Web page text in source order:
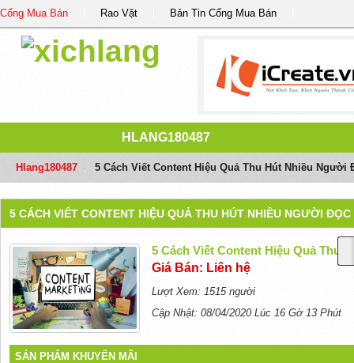
Cổng Mua Bán Rao Vặt Bản Tin Cổng Mua Bán
HLANG180487
Hlang180487 5 Cách Viết Content Hiệu Quả Thu Hút Nhiều Người
5 CÁCH VIẾT CONTENT HIỆU QUẢ THU HÚT NHIỀU NGƯỜI ĐỌC
5 Cách Viết Content Hiệu Quả Thu
Giá Bán: Liên hệ
Lượt Xem: 1515 người
Cập Nhật: 08/04/2020 Lúc 16 Gờ 13 Phút
SẢN PHẨM KHUYẾN MÃI